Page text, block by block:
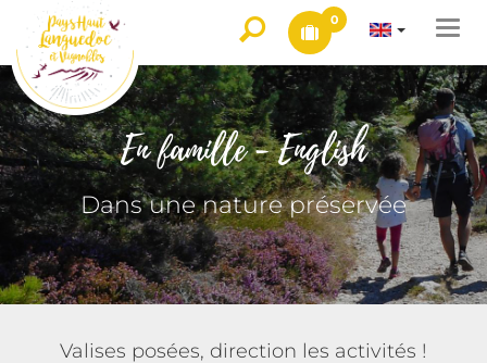
0
En famille - English
Dans une nature préservée
Valises posées, direction les activités !